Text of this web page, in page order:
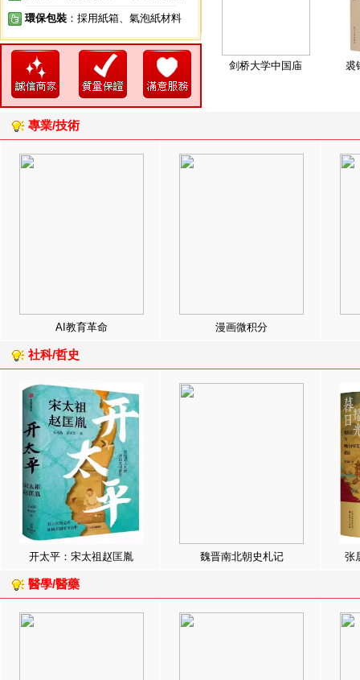
環保包裝 ：採用紙箱、氣泡紙材料
剑桥大学中国庙 裘
專業/技術
AI教育革命 漫画微积分
社科/哲史
开太平：宋太祖赵匡胤 魏晋南北朝史札记 张
醫學/醫藥